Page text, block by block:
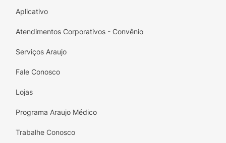
Aplicativo
Atendimentos Corporativos - Convênio
Serviços Araujo
Fale Conosco
Lojas
Programa Araujo Médico
Trabalhe Conosco